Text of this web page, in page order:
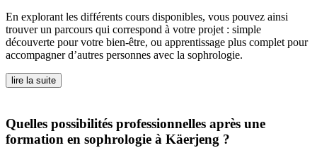
En explorant les différents cours disponibles, vous pouvez ainsi
trouver un parcours qui correspond à votre projet : simple
découverte pour votre bien-être, ou apprentissage plus complet pour
accompagner d’autres personnes avec la sophrologie.
lire la suite
Quelles possibilités professionnelles après une
formation en sophrologie à Käerjeng ?